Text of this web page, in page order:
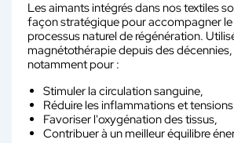
Les aimants intégrés dans nos textiles
façon stratégique pour accompagner
processus naturel de régénération.
magnétothérapie depuis des
notamment pour :
Stimuler la circulation sanguine,
Réduire les inflammations et
Favoriser l'oxygénation des tissus,
Contribuer à un meilleur équilibre